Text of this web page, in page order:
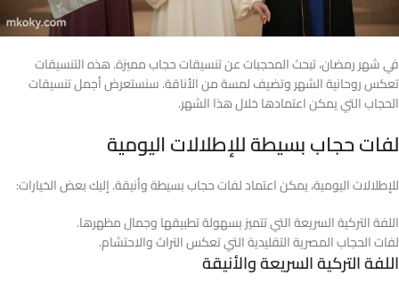
في شهر رمضان، تبحث المحجبات عن تنسيقات حجاب مميزة. هذه التنسيقات
تعكس روحانية الشهر وتضيف لمسة من الأناقة. سنستعرض أجمل تنسيقات
الحجاب التي يمكن اعتمادها خلال هذا الشهر.
لفات حجاب بسيطة للإطلالات اليومية
للإطلالات اليومية، يمكن اعتماد لفات حجاب بسيطة وأنيقة. إليك بعض الخيارات:
اللفة التركية السريعة التي تتميز بسهولة تطبيقها وجمال مظهرها.
لفات الحجاب المصرية التقليدية التي تعكس التراث والاحتشام.
اللفة التركية السريعة والأنيقة